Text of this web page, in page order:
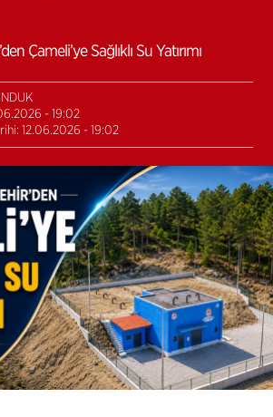
Çameli’ye Sağlıklı Su Yatırımı
- 19:02
12.06.2026 - 19:02